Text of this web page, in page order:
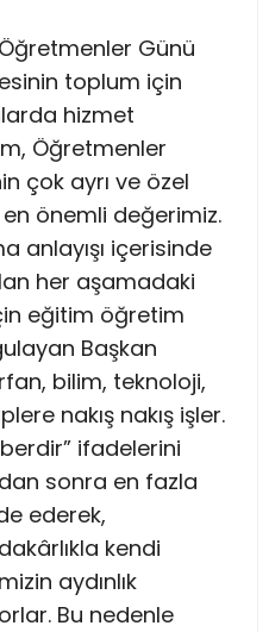
Öğretmenler Günü
toplum için
hizmet
Öğretmenler
çok ayrı ve özel
önemli değerimiz.
anlayışı içerisinde
her aşamadaki
eğitim öğretim
Başkan
bilim, teknoloji,
nakış nakış işler.
ifadelerini
sonra en fazla
ederek,
kendi
aydınlık
Bu nedenle